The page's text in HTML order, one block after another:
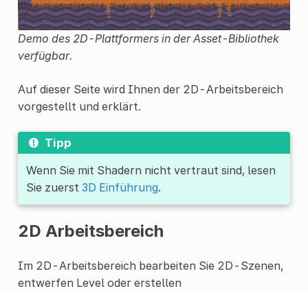
Demo des 2D-Plattformers in der Asset-Bibliothek
verfügbar.
Auf dieser Seite wird Ihnen der 2D-Arbeitsbereich
vorgestellt und erklärt.
Tipp
Wenn Sie mit Shadern nicht vertraut sind, lesen
Sie zuerst 3D Einführung.
2D Arbeitsbereich
Im 2D-Arbeitsbereich bearbeiten Sie 2D-Szenen,
entwerfen Level oder erstellen